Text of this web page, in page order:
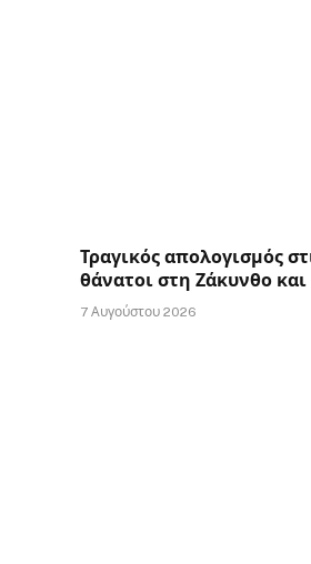
Τραγικός απολογισμός
θάνατοι στη Ζάκυνθο και
7 Αυγούστου 2026